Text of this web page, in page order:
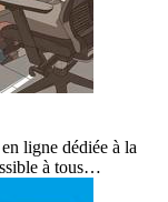
ligne dédiée à la
à tous…